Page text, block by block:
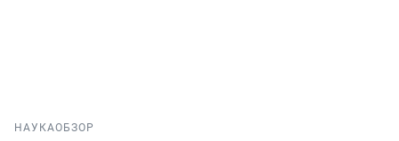
НАУКАОБЗОР